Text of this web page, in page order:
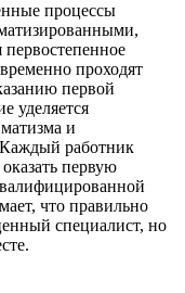
процессы
первостепенное
проходят
первой
уделяется
и
работник
первую
что правильно
специалист, но